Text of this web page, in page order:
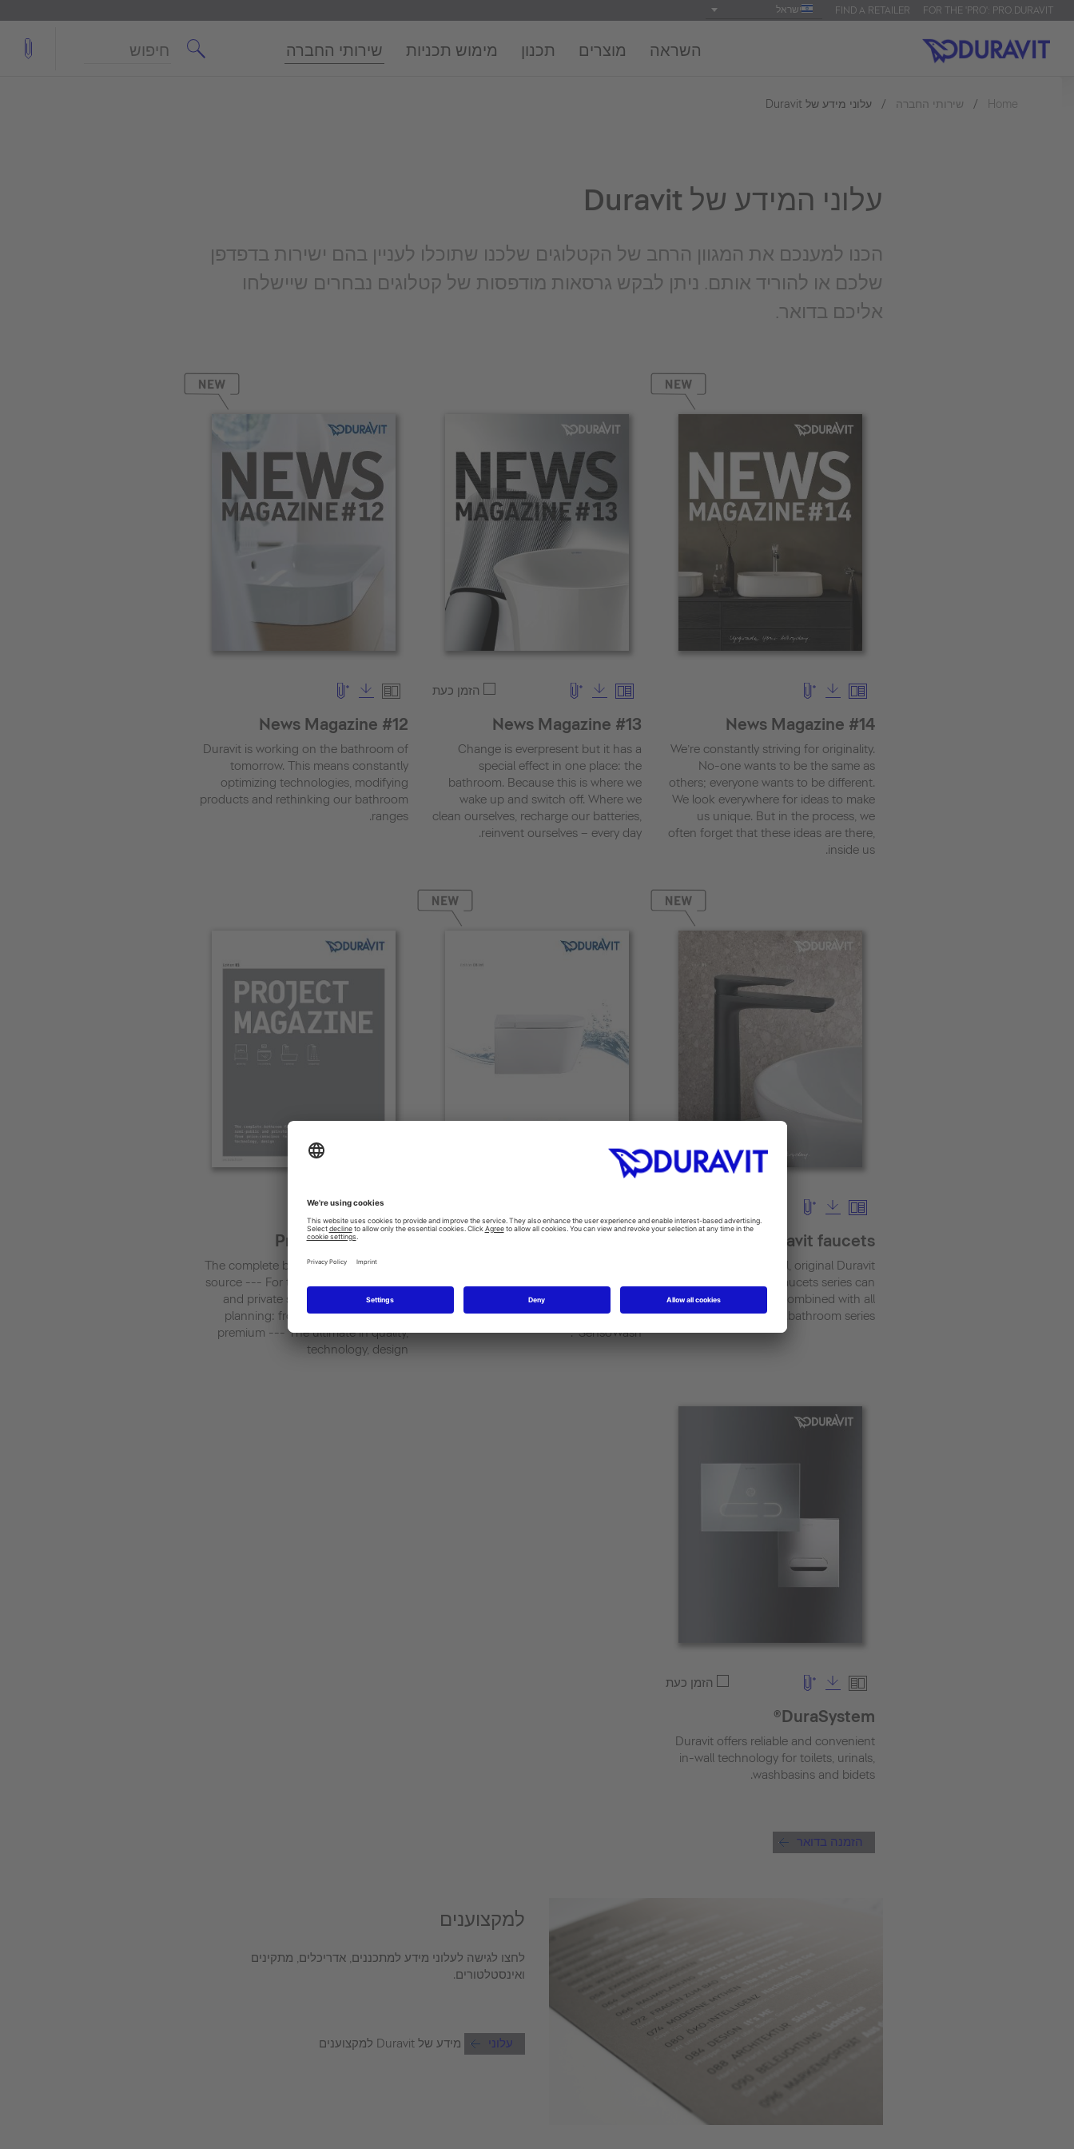
FOR THE 'PRO': PRO.DURAVIT
FIND A RETAILER ישראל
השראה מוצרים תכנון מימוש תכניות שירותי החברה
Home שירותי החברה עלוני מידע של Duravit
עלוני המידע של Duravit
הכנו למענכם את המגוון הרחב של הקטלוגים שלכנו שתוכלו לעניין בהם ישירות בדפדפן
שלכם או להוריד אותם. ניתן לבקש גרסאות מודפסות של קטלוגים נבחרים שיישלחו
אליכם בדואר.
News Magazine #14
We’re constantly striving for originality.
No-one wants to be the same as
others; everyone wants to be different.
We look everywhere for ideas to make
us unique. But in the process, we
often forget that these ideas are there,
inside us.
הזמן כעת
News Magazine #13
Change is ever­present but it has a
special effect in one place: the
bathroom. Because this is where we
wake up and switch off. Where we
clean ourselves, recharge our batteries,
reinvent ourselves – every day.
News Magazine #12
Duravit is working on the bathroom of
tomorrow. This means constantly
optimizingtechnologies, modifying
products and rethinking our bathroom
ranges.
Duravit faucets
Featuring the typical, original Duravit
design, the faucets series can
beharmoniously combined with all
bathroom series.
with water. Also after using the toilet:
This is why Duravit developed
SensoWash®.
Project Magazine
The complete bathroom from a single
source --- For the public, semi-public
and private sectors --- Flexibility in
planning: from price-conscious to
premium --- The ultimate in quality,
technology, design
הזמן כעת
DuraSystem®
Duravit offers reliable and convenient
in-wall technology for toilets, urinals,
washbasins and bidets.
הזמנה בדואר
למקצוענים
לחצו לגישה לעלוני מידע למתכננים, אדריכלים, מתקינים
ואינסטלטורים.
עלוני מידע של Duravit למקצוענים